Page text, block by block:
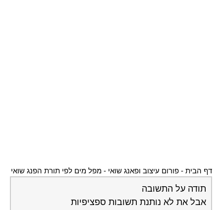
דף הבית - פורום עיצוב ופאנג שואי - מפל מים לפי תורת הפנג שואי
תודה על התשובה
אבל את לא נותנת תשובות ספציפיות